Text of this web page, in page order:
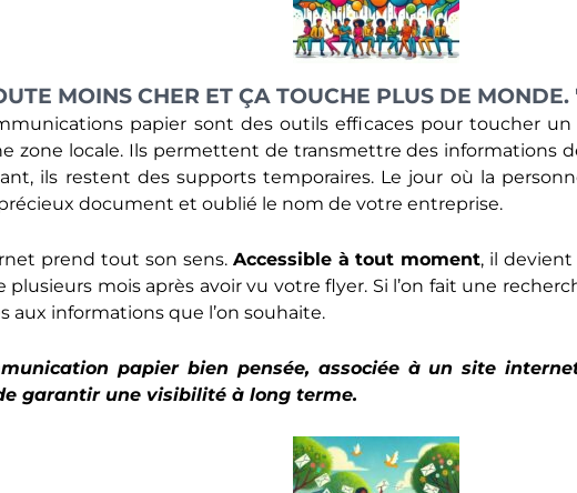
MOINS CHER ET ÇA TOUCHE PLUS DE MONDE.
papier sont des outils efficaces pour toucher
zone locale. Ils permettent de transmettre des informations
ils restent des supports temporaires. Le jour où la
document et oublié le nom de votre entreprise.
prend tout son sens. Accessible à tout moment, il
plusieurs mois après avoir vu votre flyer. Si l’on fait une
aux informations que l’on souhaite.
papier bien pensée, associée à un site
garantir une visibilité à long terme.